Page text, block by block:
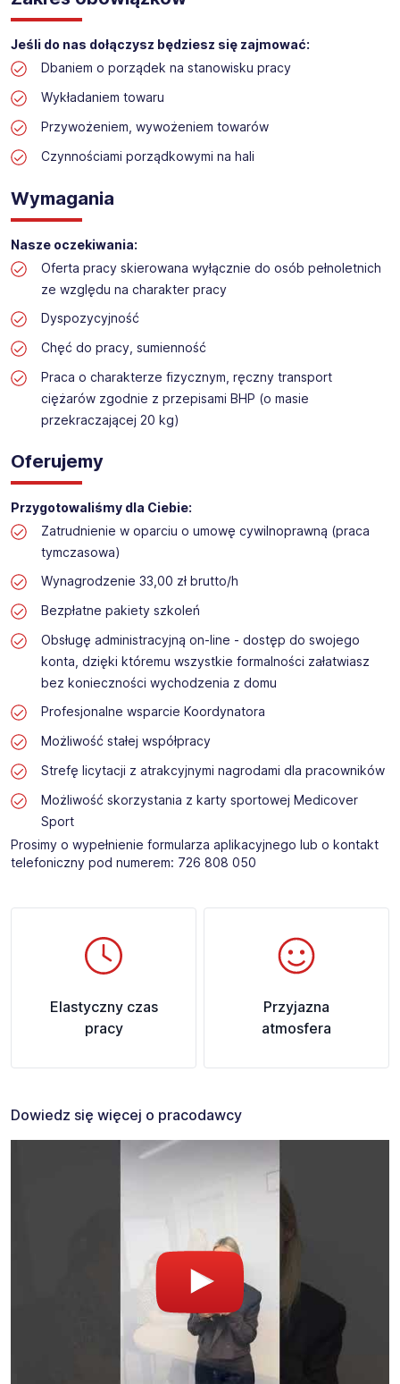
Profit jest obecnie jedną z największych niezależnych
polskich agencji zatrudnienia. W ciągu wielu lat naszej
działalności daliśmy pracę przeszło 50 000 pracowników
w całym kraju. Skutecznie znajdujemy pracowników dla
największych firm, jak również małych rodzinnych
przedsiębiorstw w Polsce. Agencja jest wpisana pod nr
stanowisko:
Lokalizacja: Łódź
Jeśli do nas dołączysz będziesz się zajmować:
Dbaniem o porządek na stanowisku pracy
Wykładaniem towaru
Przywożeniem, wywożeniem towarów
Czynnościami porządkowymi na hali
Wymagania
Nasze oczekiwania:
Oferta pracy skierowana wyłącznie do osób pełnoletnich
ze względu na charakter pracy
Dyspozycyjność
Chęć do pracy, sumienność
Praca o charakterze fizycznym, ręczny transport
ciężarów zgodnie z przepisami BHP (o masie
przekraczającej 20 kg)
Oferujemy
Przygotowaliśmy dla Ciebie:
Zatrudnienie w oparciu o umowę cywilnoprawną (praca
tymczasowa)
Wynagrodzenie 33,00 zł brutto/h
Bezpłatne pakiety szkoleń
Obsługę administracyjną on-line - dostęp do swojego
konta, dzięki któremu wszystkie formalności załatwiasz
bez konieczności wychodzenia z domu
Profesjonalne wsparcie Koordynatora
Możliwość stałej współpracy
Strefę licytacji z atrakcyjnymi nagrodami dla pracowników
Możliwość skorzystania z karty sportowej Medicover
Sport
Prosimy o wypełnienie formularza aplikacyjnego lub o kontakt
telefoniczny pod numerem: 726 808 050​
Elastyczny czas
pracy
Przyjazna
atmosfera
Dowiedz się więcej o pracodawcy